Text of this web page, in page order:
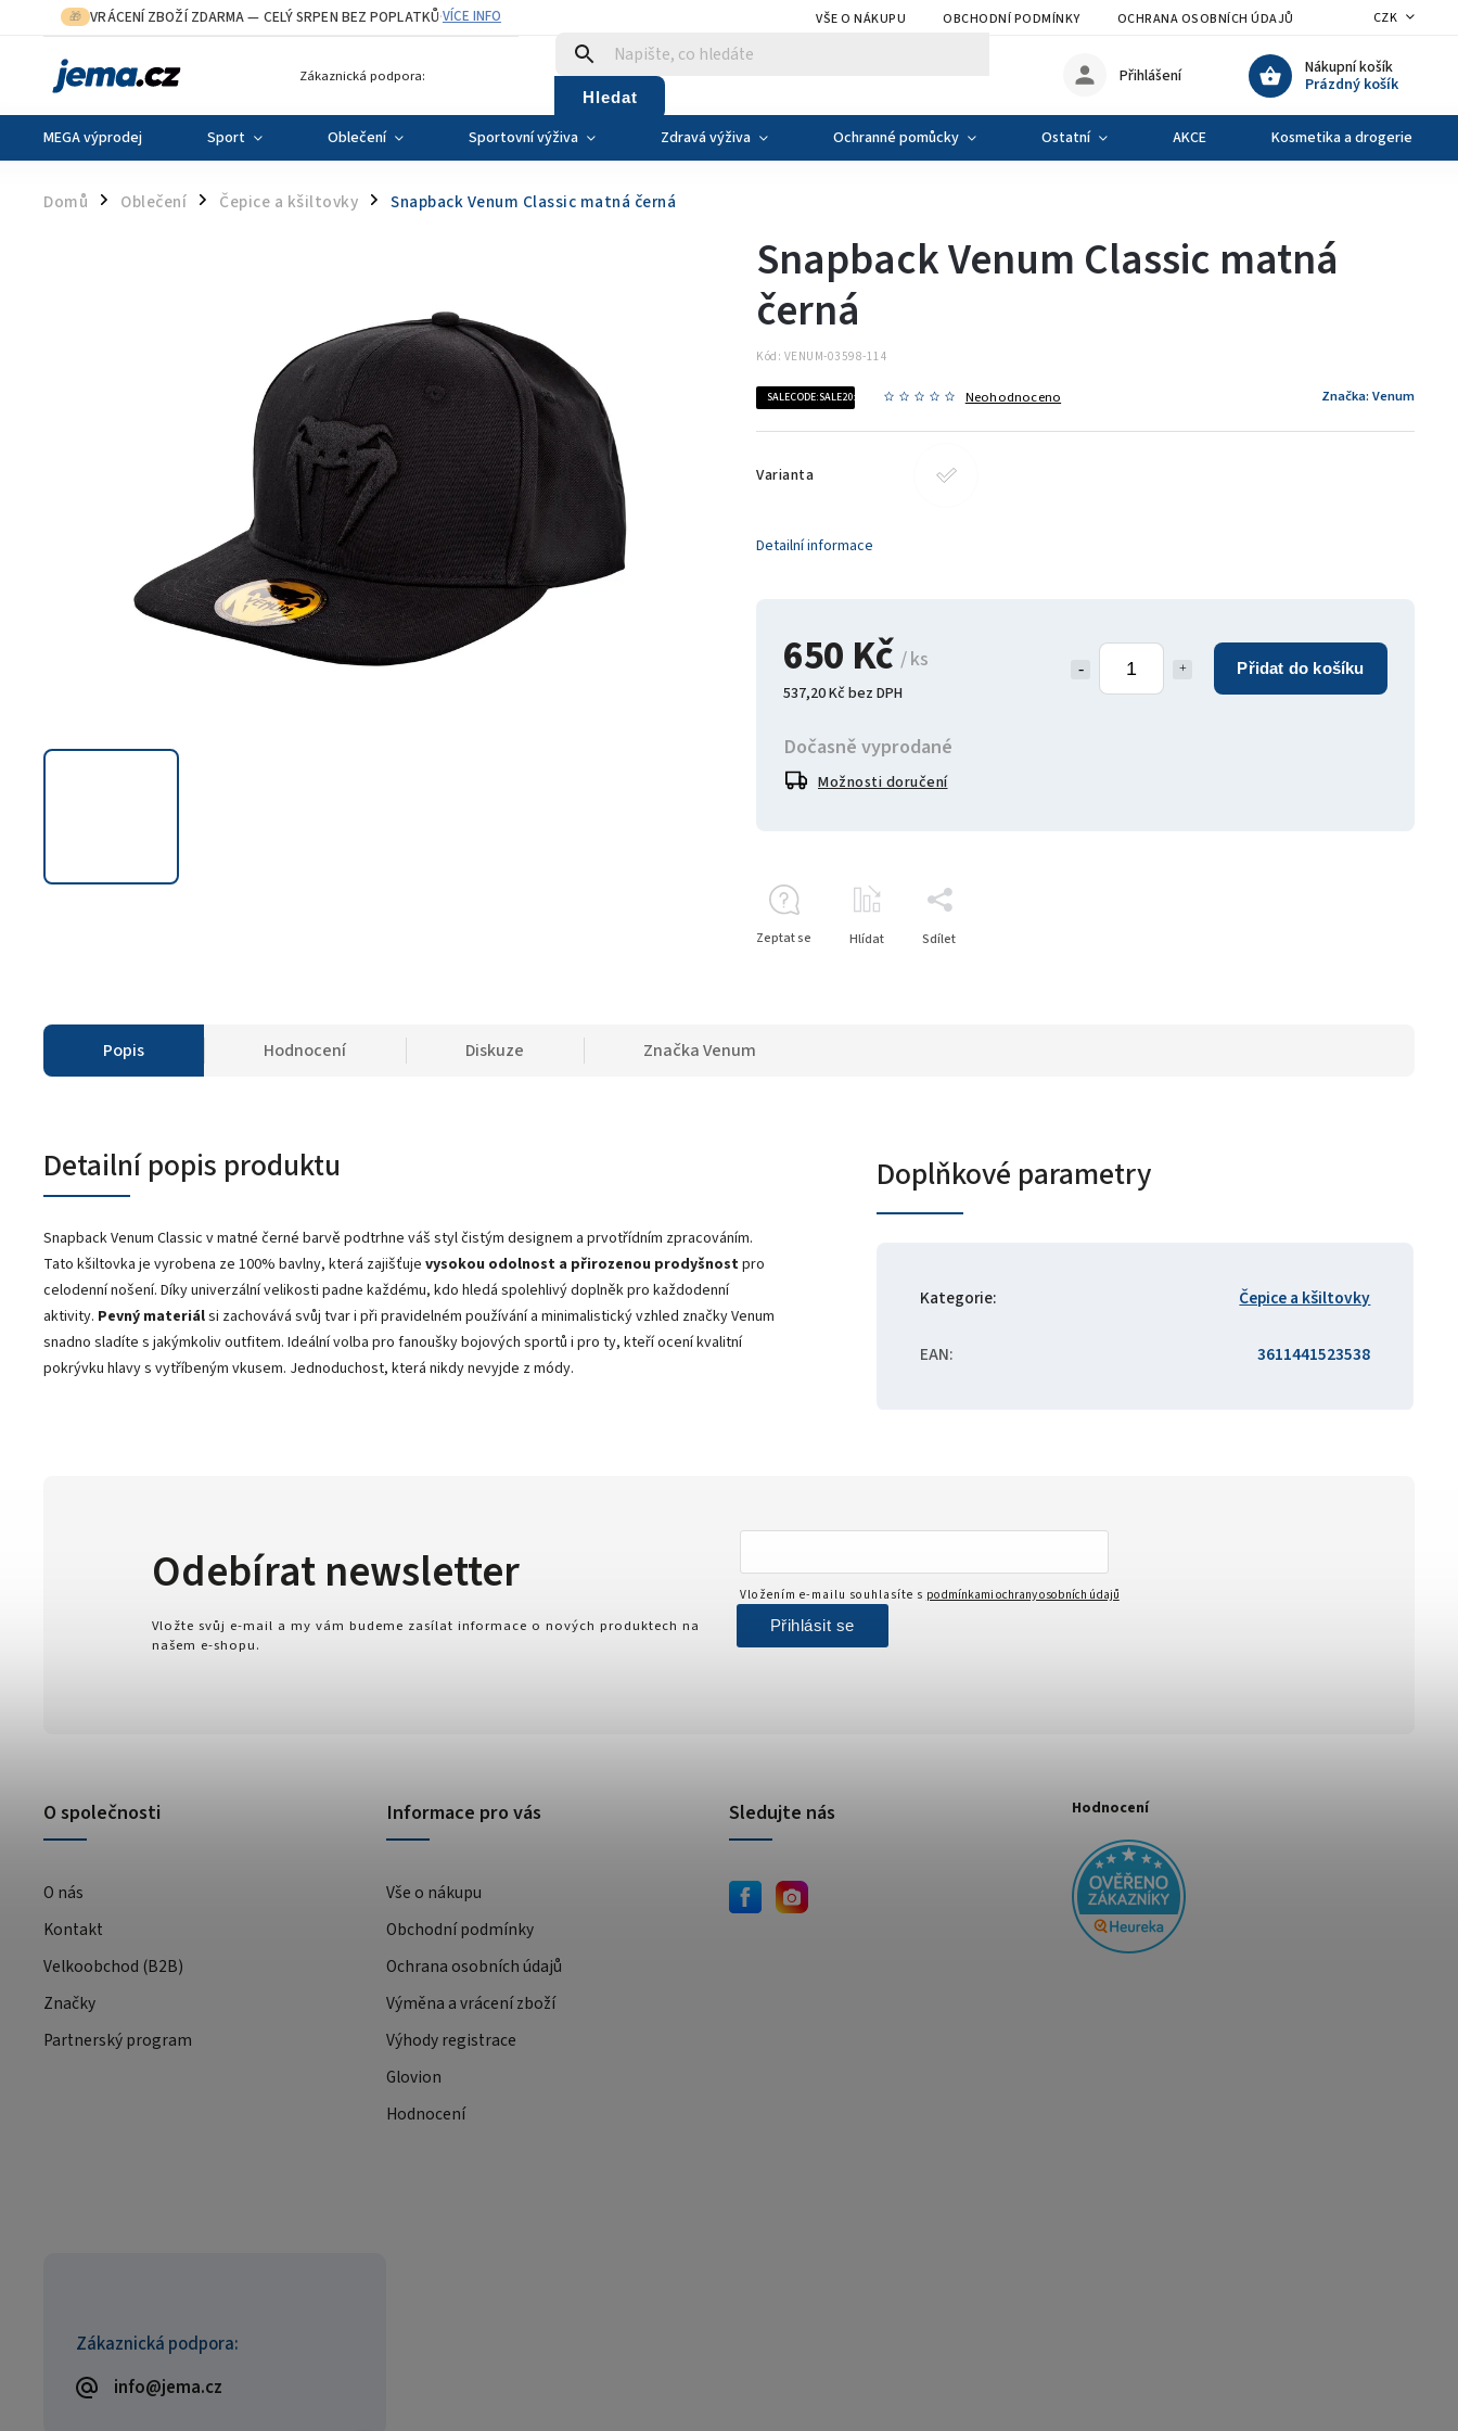
🎁 VRÁCENÍ ZBOŽÍ ZDARMA— CELÝ SRPEN BEZ POPLATKŮ·VÍCE INFO VŠE O NÁKUPU OBCHODNÍ PODMÍNKY OCHRANA OSOBNÍCH ÚDAJŮ VÝMĚNA A VRÁCENÍ
CZK
Zákaznická podpora:
Hledat
Nákupní košík
Prázdný košík
Přihlášení
MEGA výprodej Sport Oblečení Sportovní výživa Zdravá výživa Ochranné pomůcky Ostatní AKCE Kosmetika a drogerie
Domů / Oblečení / Čepice a kšiltovky / Snapback Venum Classic matná černá
650 Kč / ks
537,20 Kč bez DPH
Přidat do košíku
Dočasně vyprodané
Možnosti doručení
Snapback Venum Classic matná
černá
Kód: VENUM-03598-114
SALECODE:SALE20:20:% Neohodnoceno Značka: Venum
Varianta
Detailní informace
Zeptat se Hlídat Sdílet
Popis Hodnocení Diskuze ZnačkaVenum
Detailní popis produktu
Snapback Venum Classic v matné černé barvě podtrhne váš styl čistým designem a prvotřídním zpracováním.
Tato kšiltovka je vyrobena ze 100% bavlny, která zajišťuje vysokou odolnost a přirozenou prodyšnostpro
celodenní nošení. Díky univerzální velikosti padne každému, kdo hledá spolehlivý doplněk pro každodenní
aktivity. Pevný materiálsi zachovává svůj tvar i při pravidelném používání a minimalistický vzhled značky Venum
snadno sladíte s jakýmkoliv outfitem. Ideální volba pro fanoušky bojových sportů i pro ty, kteří ocení kvalitní
pokrývku hlavy s vytříbeným vkusem. Jednoduchost, která nikdy nevyjde z módy.
Doplňkové parametry
Kategorie: Čepice a kšiltovky
EAN: 3611441523538
Zákaznická podpora:
info@jema.cz
O společnosti
O nás
Kontakt
Velkoobchod (B2B)
Značky
Partnerský program
Informace pro vás
Vše o nákupu
Obchodní podmínky
Ochrana osobních údajů
Výměna a vrácení zboží
Výhody registrace
Glovion
Hodnocení
Odebírat newsletter
Vložte svůj e-mail a my vám budeme zasílat informace o nových produktech na
našem e-shopu.
Vložením e-mailu souhlasíte s podmínkami ochrany osobních údajů
Přihlásit se
Sledujte nás Hodnocení